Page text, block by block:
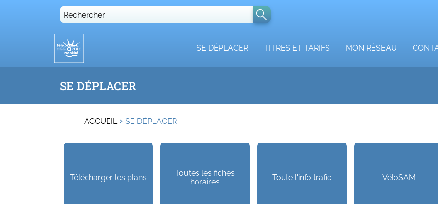
Rechercher
SE DÉPLACER TITRES ET TARIFS MON RÉSEAU
SE DÉPLACER
ACCUEIL SE DÉPLACER
Télécharger les plans
Toutes les fiches
horaires
Toute l'info trafic VéloSAM